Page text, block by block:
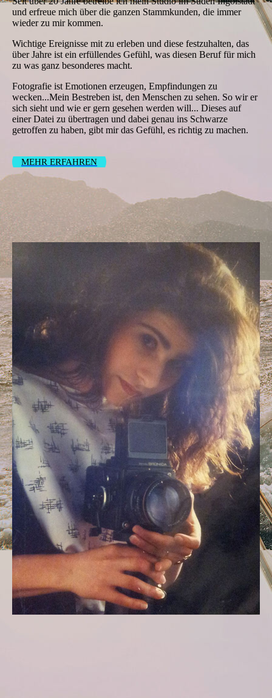
und erfreue mich über die ganzen Stammkunden, die immer
wieder zu mir kommen.
Wichtige Ereignisse mit zu erleben und diese festzuhalten, das
über Jahre ist ein erfüllendes Gefühl, was diesen Beruf für mich
zu was ganz besonderes macht.
Fotografie ist Emotionen erzeugen, Empfindungen zu
wecken...Mein Bestreben ist, den Menschen zu sehen. So wir er
sich sieht und wie er gern gesehen werden will... Dieses auf
einer Datei zu übertragen und dabei genau ins Schwarze
getroffen zu haben, gibt mir das Gefühl, es richtig zu machen.
MEHR ERFAHREN